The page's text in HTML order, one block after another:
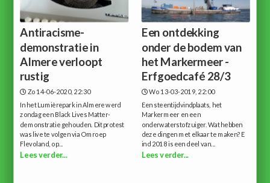
Antiracisme-
demonstratie in
Almere verloopt
rustig
Zo 14-06-2020, 22:30
In het Lumièrepark in Almere werd
zondag een Black Lives Matter-
demonstratie gehouden. Dit protest
was live te volgen via Omroep
Flevoland, op...
Lees verder...
Een ontdekking
onder de bodem van
het Markermeer -
Erfgoedcafé 28/3
Wo 13-03-2019, 22:00
Een steentijdvindplaats, het
Markermeer en een
onderwaterstofzuiger. Wat hebben
deze dingen met elkaar te maken? E
ind 2018 is een deel van...
Lees verder...